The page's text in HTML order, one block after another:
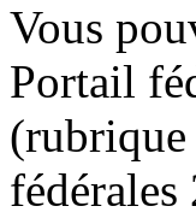
Vous
Portail
fédérales